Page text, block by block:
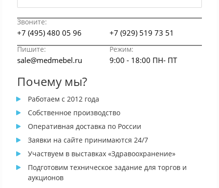
Звоните:
+7 (495) 480 05 96 +7 (929) 519 73 51
Пишите: Режим:
sale@medmebel.ru 9:00 - 18:00 ПН- ПТ
Почему мы?
Работаем с 2012 года
Собственное производство
Оперативная доставка по России
Заявки на сайте принимаются 24/7
Участвуем в выставках «Здравоохранение»
Подготовим техническое задание для торгов и
аукционов